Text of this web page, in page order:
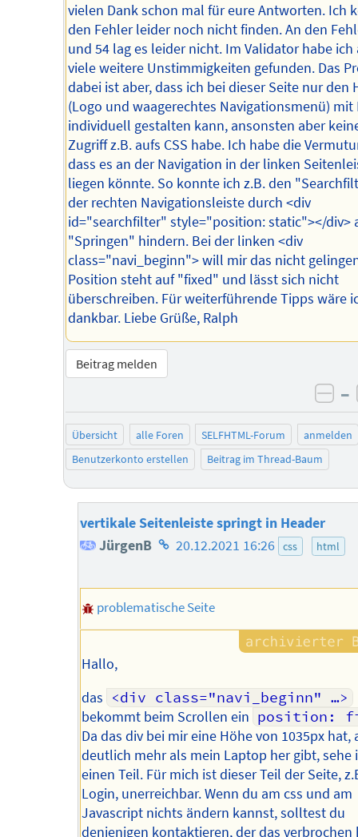
vielen Dank schon mal für eure Antworten. Ich
den Fehler leider noch nicht finden. An den
und 54 lag es leider nicht. Im Validator habe ich
viele weitere Unstimmigkeiten gefunden. Das
dabei ist aber, dass ich bei dieser Seite nur den
(Logo und waagerechtes Navigationsmenü) mit
individuell gestalten kann, ansonsten aber
Zugriff z.B. aufs CSS habe. Ich habe die
dass es an der Navigation in der linken
liegen könnte. So konnte ich z.B. den
der rechten Navigationsleiste durch <div
id="searchfilter" style="position: static"></div>
"Springen" hindern. Bei der linken <div
class="navi_beginn"> will mir das nicht
Position steht auf "fixed" und lässt sich nicht
überschreiben. Für weiterführende Tipps wäre
dankbar. Liebe Grüße, Ralph
Beitrag melden
–
Übersicht alle Foren SELFHTML-Forum
anmelden
Benutzerkonto erstellen
Beitrag im Thread-Baum
vertikale Seitenleiste springt in Header
JürgenB Homepage
Autors
20.12.2021 16:26 css html
problematische Seite
Hallo,
das <div class="navi_beginn" …>
bekommt beim Scrollen ein position:
Da das div bei mir eine Höhe von 1035px hat,
deutlich mehr als mein Laptop her gibt, sehe
einen Teil. Für mich ist dieser Teil der Seite,
Login, unerreichbar. Wenn du am css und am
Javascript nichts ändern kannst, solltest du
denjenigen kontaktieren, der das verbrochen